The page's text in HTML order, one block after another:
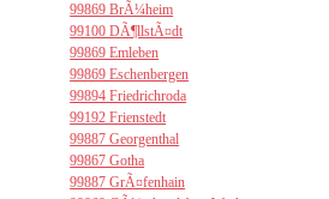
99869 BrÃ¼heim
99100 DÃ¶llstÃ¤dt
99869 Emleben
99869 Eschenbergen
99894 Friedrichroda
99192 Frienstedt
99887 Georgenthal
99867 Gotha
99887 GrÃ¤fenhain